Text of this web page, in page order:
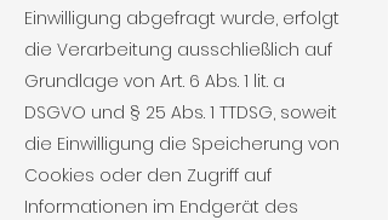
Einwilligung abgefragt wurde, erfolgt
die Verarbeitung ausschließlich auf
Grundlage von Art. 6 Abs. 1 lit. a
DSGVO und § 25 Abs. 1 TTDSG, soweit
die Einwilligung die Speicherung von
Cookies oder den Zugriff auf
Informationen im Endgerät des